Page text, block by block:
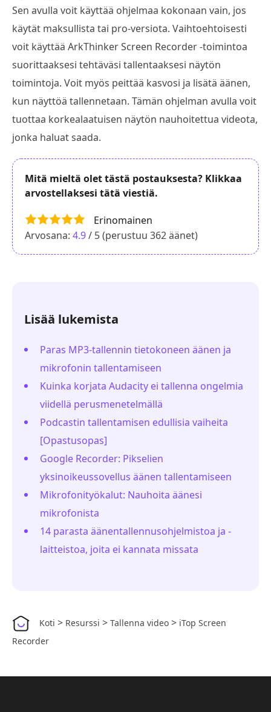
Sen avulla voit käyttää ohjelmaa kokonaan vain, jos
käytät maksullista tai pro-versiota. Vaihtoehtoisesti
voit käyttää ArkThinker Screen Recorder -toimintoa
suorittaaksesi tehtäväsi tallentaaksesi näytön
toimintoja. Voit myös peittää kasvosi ja lisätä äänen,
kun näyttöä tallennetaan. Tämän ohjelman avulla voit
tuottaa korkealaatuisen näytön nauhoitettua videota,
jonka haluat saada.
Mitä mieltä olet tästä postauksesta? Klikkaa
arvostellaksesi tätä viestiä.
Erinomainen
Arvosana: 4.9/ 5 (perustuu 362äänet)
Lisää lukemista
Paras MP3-tallennin tietokoneen äänen ja
mikrofonin tallentamiseen
Kuinka korjata Audacity ei tallenna ongelmia
viidellä perusmenetelmällä
Podcastin tallentamisen edullisia vaiheita
[Opastusopas]
Google Recorder: Pikselien
yksinoikeussovellus äänen tallentamiseen
Mikrofonityökalut: Nauhoita äänesi
mikrofonista
14 parasta äänentallennusohjelmistoa ja -
laitteistoa, joita ei kannata missata
Koti > Resurssi > Tallenna video > iTop Screen
Recorder